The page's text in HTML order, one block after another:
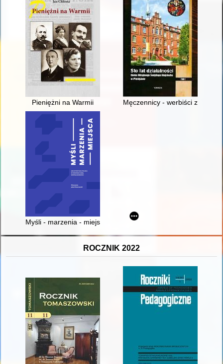
Pieniężni na Warmii Męczennicy - werbiści z
Myśli - marzenia - miejsca : architektura polska w innowacyjnej
ROCZNIK 2022